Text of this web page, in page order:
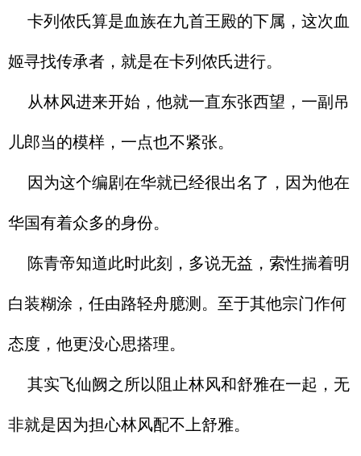
卡列侬氏算是血族在九首王殿的下属，这次血
姬寻找传承者，就是在卡列侬氏进行。
从林风进来开始，他就一直东张西望，一副吊
儿郎当的模样，一点也不紧张。
因为这个编剧在华就已经很出名了，因为他在
华国有着众多的身份。
陈青帝知道此时此刻，多说无益，索性揣着明
白装糊涂，任由路轻舟臆测。至于其他宗门作何
态度，他更没心思搭理。
其实飞仙阙之所以阻止林风和舒雅在一起，无
非就是因为担心林风配不上舒雅。